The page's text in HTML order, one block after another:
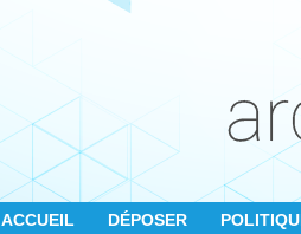
ACCUEIL DÉPOSER